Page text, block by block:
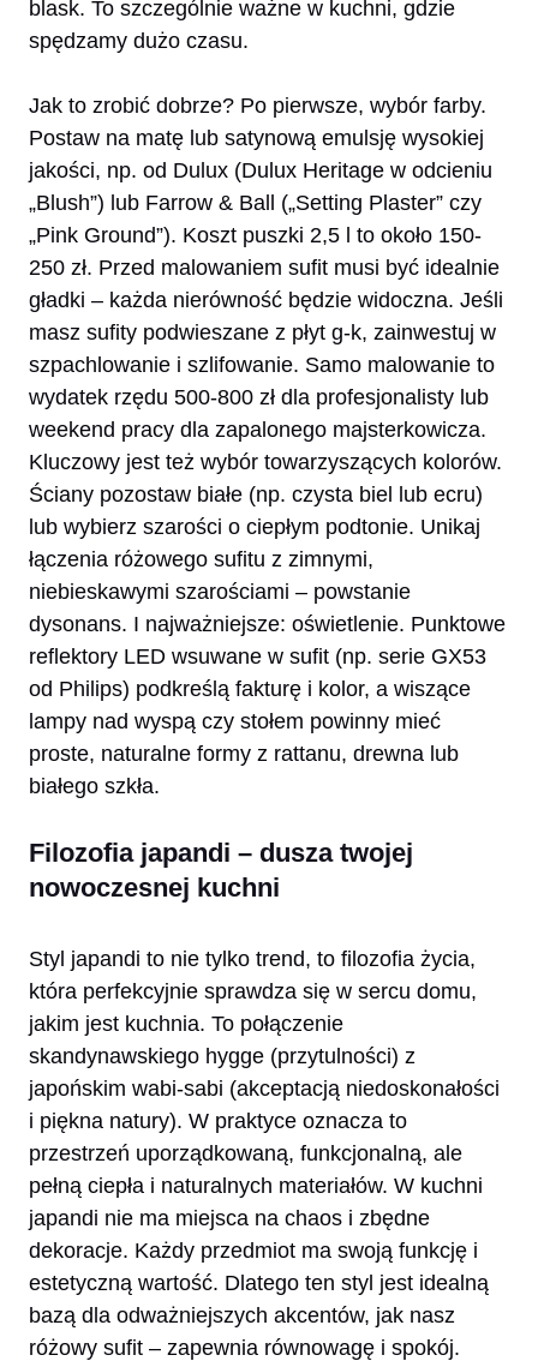
blask. To szczególnie ważne w kuchni, gdzie
spędzamy dużo czasu.
Jak to zrobić dobrze? Po pierwsze, wybór farby.
Postaw na matę lub satynową emulsję wysokiej
jakości, np. od Dulux (Dulux Heritage w odcieniu
„Blush”) lub Farrow & Ball („Setting Plaster” czy
„Pink Ground”). Koszt puszki 2,5 l to około 150-
250 zł. Przed malowaniem sufit musi być idealnie
gładki – każda nierówność będzie widoczna. Jeśli
masz sufity podwieszane z płyt g-k, zainwestuj w
szpachlowanie i szlifowanie. Samo malowanie to
wydatek rzędu 500-800 zł dla profesjonalisty lub
weekend pracy dla zapalonego majsterkowicza.
Kluczowy jest też wybór towarzyszących kolorów.
Ściany pozostaw białe (np. czysta biel lub ecru)
lub wybierz szarości o ciepłym podtonie. Unikaj
łączenia różowego sufitu z zimnymi,
niebieskawymi szarościami – powstanie
dysonans. I najważniejsze: oświetlenie. Punktowe
reflektory LED wsuwane w sufit (np. serie GX53
od Philips) podkreślą fakturę i kolor, a wiszące
lampy nad wyspą czy stołem powinny mieć
proste, naturalne formy z rattanu, drewna lub
białego szkła.
Filozofia japandi – dusza twojej
nowoczesnej kuchni
Styl japandi to nie tylko trend, to filozofia życia,
która perfekcyjnie sprawdza się w sercu domu,
jakim jest kuchnia. To połączenie
skandynawskiego hygge (przytulności) z
japońskim wabi-sabi (akceptacją niedoskonałości
i piękna natury). W praktyce oznacza to
przestrzeń uporządkowaną, funkcjonalną, ale
pełną ciepła i naturalnych materiałów. W kuchni
japandi nie ma miejsca na chaos i zbędne
dekoracje. Każdy przedmiot ma swoją funkcję i
estetyczną wartość. Dlatego ten styl jest idealną
bazą dla odważniejszych akcentów, jak nasz
różowy sufit – zapewnia równowagę i spokój.